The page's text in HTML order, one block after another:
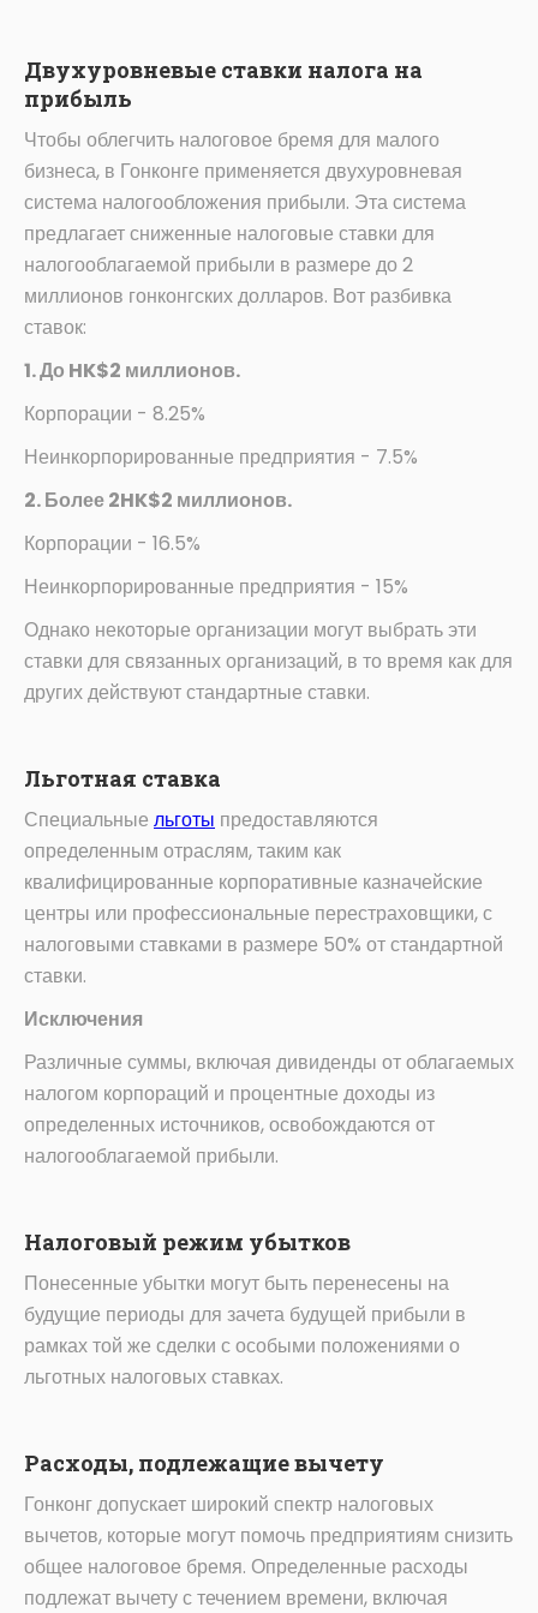
Двухуровневые ставки налога на
прибыль
Чтобы облегчить налоговое бремя для малого
бизнеса, в Гонконге применяется двухуровневая
система налогообложения прибыли. Эта система
предлагает сниженные налоговые ставки для
налогооблагаемой прибыли в размере до 2
миллионов гонконгских долларов. Вот разбивка
ставок:
1. До HK$2 миллионов.
Корпорации - 8.25%
Неинкорпорированные предприятия - 7.5%
2. Более 2HK$2 миллионов.
Корпорации - 16.5%
Неинкорпорированные предприятия - 15%
Однако некоторые организации могут выбрать эти
ставки для связанных организаций, в то время как для
других действуют стандартные ставки.
Льготная ставка
Специальные льготы предоставляются
определенным отраслям, таким как
квалифицированные корпоративные казначейские
центры или профессиональные перестраховщики, с
налоговыми ставками в размере 50% от стандартной
ставки.
Исключения
Различные суммы, включая дивиденды от облагаемых
налогом корпораций и процентные доходы из
определенных источников, освобождаются от
налогооблагаемой прибыли.
Налоговый режим убытков
Понесенные убытки могут быть перенесены на
будущие периоды для зачета будущей прибыли в
рамках той же сделки с особыми положениями о
льготных налоговых ставках.
Расходы, подлежащие вычету
Гонконг допускает широкий спектр налоговых
вычетов, которые могут помочь предприятиям снизить
общее налоговое бремя. Определенные расходы
подлежат вычету с течением времени, включая